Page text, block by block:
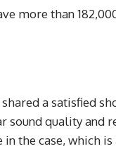
more than
a satisfied
sound quality and
the case, which